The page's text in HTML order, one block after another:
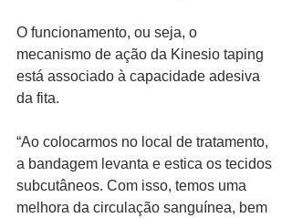
O funcionamento, ou seja, o
mecanismo de ação da Kinesio taping
está associado à capacidade adesiva
da fita.
“Ao colocarmos no local de tratamento,
a bandagem levanta e estica os tecidos
subcutâneos. Com isso, temos uma
melhora da circulação sanguínea, bem